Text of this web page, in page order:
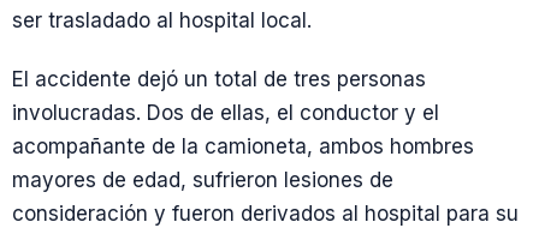
ser trasladado al hospital local.
El accidente dejó un total de tres personas
involucradas. Dos de ellas, el conductor y el
acompañante de la camioneta, ambos hombres
mayores de edad, sufrieron lesiones de
consideración y fueron derivados al hospital para su